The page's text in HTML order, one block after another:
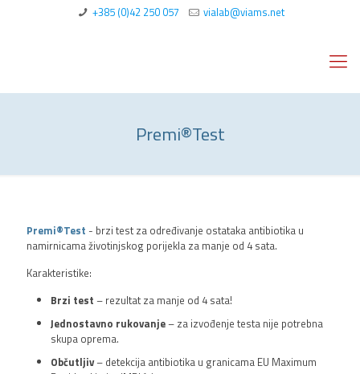
+385 (0)42 250 057 vialab@viams.net
Premi®Test
Premi®Test - brzi test za određivanje ostataka antibiotika u
namirnicama životinjskog porijekla za manje od 4 sata.
Karakteristike:
Brzi test – rezultat za manje od 4 sata!
Jednostavno rukovanje– za izvođenje testa nije potrebna
skupa oprema.
Občutljiv– detekcija antibiotika u granicama EU Maximum